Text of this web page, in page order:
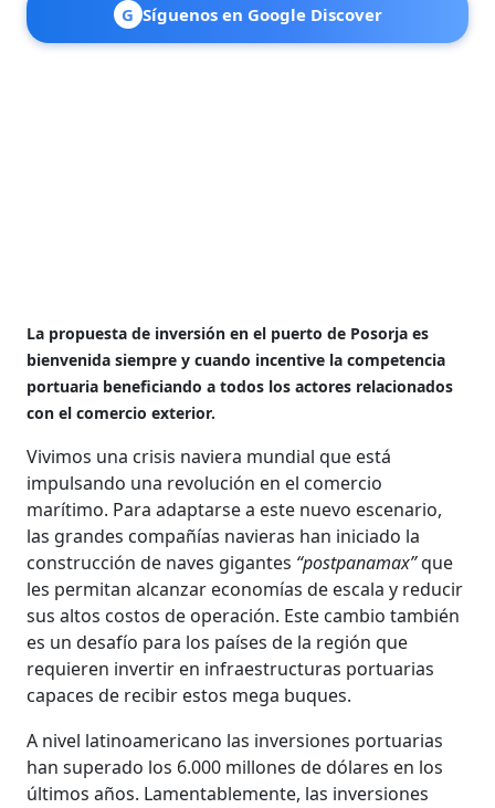
G Síguenos en Google Discover
La propuesta de inversión en el puerto de Posorja es
bienvenida siempre y cuando incentive la competencia
portuaria beneficiando a todos los actores relacionados
con el comercio exterior.
Vivimos una crisis naviera mundial que está
impulsando una revolución en el comercio
marítimo. Para adaptarse a este nuevo escenario,
las grandes compañías navieras han iniciado la
construcción de naves gigantes “postpanamax”que
les permitan alcanzar economías de escala y reducir
sus altos costos de operación. Este cambio también
es un desafío para los países de la región que
requieren invertir en infraestructuras portuarias
capaces de recibir estos mega buques.
A nivel latinoamericano las inversiones portuarias
han superado los 6.000 millones de dólares en los
últimos años. Lamentablemente, las inversiones